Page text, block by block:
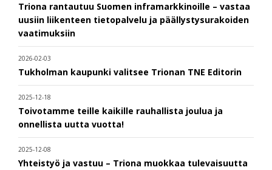
Triona rantautuu Suomen inframarkkinoille – vastaa
uusiin liikenteen tietopalvelu ja päällystysurakoiden
vaatimuksiin
2026-02-03
Tukholman kaupunki valitsee Trionan TNE Editorin
2025-12-18
Toivotamme teille kaikille rauhallista joulua ja
onnellista uutta vuotta!
2025-12-08
Yhteistyö ja vastuu – Triona muokkaa tulevaisuutta